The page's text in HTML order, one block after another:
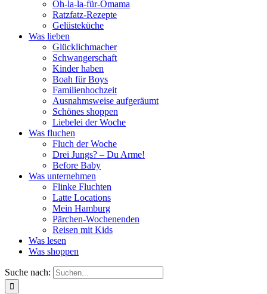
Oh-la-la-für-Omama
Ratzfatz-Rezepte
Gelüsteküche
Was lieben
Glücklichmacher
Schwangerschaft
Kinder haben
Boah für Boys
Familienhochzeit
Ausnahmsweise aufgeräumt
Schönes shoppen
Liebelei der Woche
Was fluchen
Fluch der Woche
Drei Jungs? – Du Arme!
Before Baby
Was unternehmen
Flinke Fluchten
Latte Locations
Mein Hamburg
Pärchen-Wochenenden
Reisen mit Kids
Was lesen
Was shoppen
Suche nach: